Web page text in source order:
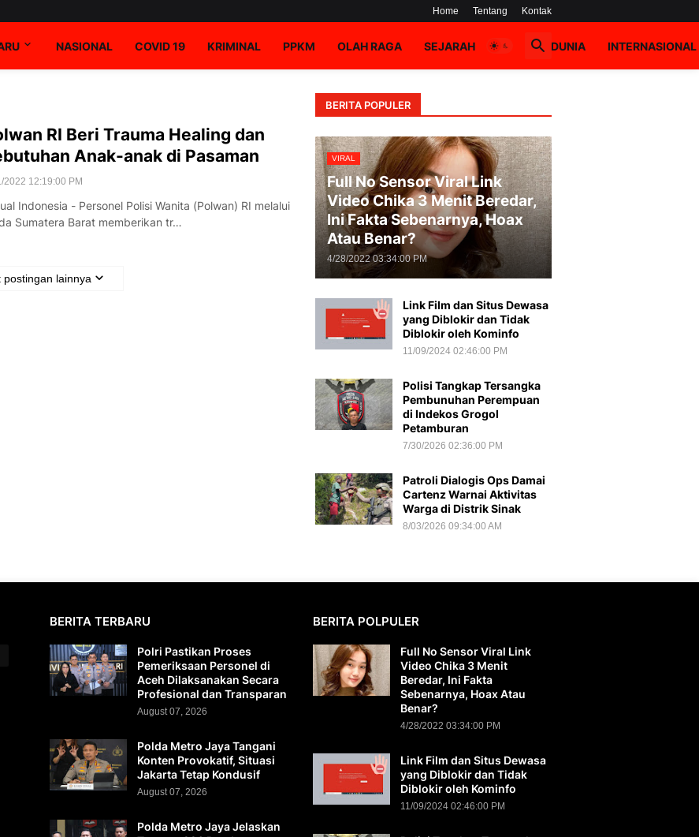
Home Tentang Kontak
NASIONAL COVID 19 KRIMINAL PPKM OLAH RAGA SEJARAH HOAX DUNIA INTERNASIONAL
RI Beri Trauma Healing dan
Anak-anak di Pasaman
2022 12:19:00 PM
Indonesia - Personel Polisi Wanita (Polwan) RI melalui
Sumatera Barat memberikan tr…
postingan lainnya
BERITA POPULER
VIRAL
Full No Sensor Viral Link
Video Chika 3 Menit Beredar,
Ini Fakta Sebenarnya, Hoax
Atau Benar?
4/28/2022 03:34:00 PM
Link Film dan Situs Dewasa
yang Diblokir dan Tidak
Diblokir oleh Kominfo
11/09/2024 02:46:00 PM
Polisi Tangkap Tersangka
Pembunuhan Perempuan
di Indekos Grogol
Petamburan
7/30/2026 02:36:00 PM
Patroli Dialogis Ops Damai
Cartenz Warnai Aktivitas
Warga di Distrik Sinak
8/03/2026 09:34:00 AM
BERITA TERBARU
Polri Pastikan Proses
Pemeriksaan Personel di
Aceh Dilaksanakan Secara
Profesional dan Transparan
August 07, 2026
Polda Metro Jaya Tangani
Konten Provokatif, Situasi
Jakarta Tetap Kondusif
August 07, 2026
Polda Metro Jaya Jelaskan
BERITA POLPULER
Full No Sensor Viral Link
Video Chika 3 Menit
Beredar, Ini Fakta
Sebenarnya, Hoax Atau
Benar?
4/28/2022 03:34:00 PM
Link Film dan Situs Dewasa
yang Diblokir dan Tidak
Diblokir oleh Kominfo
11/09/2024 02:46:00 PM